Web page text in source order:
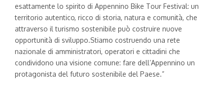
esattamente lo spirito di Appennino Bike Tour Festival: un
territorio autentico, ricco di storia, natura e comunità, che
attraverso il turismo sostenibile può costruire nuove
opportunità di sviluppo.Stiamo costruendo una rete
nazionale di amministratori, operatori e cittadini che
condividono una visione comune: fare dell’Appennino un
protagonista del futuro sostenibile del Paese.”